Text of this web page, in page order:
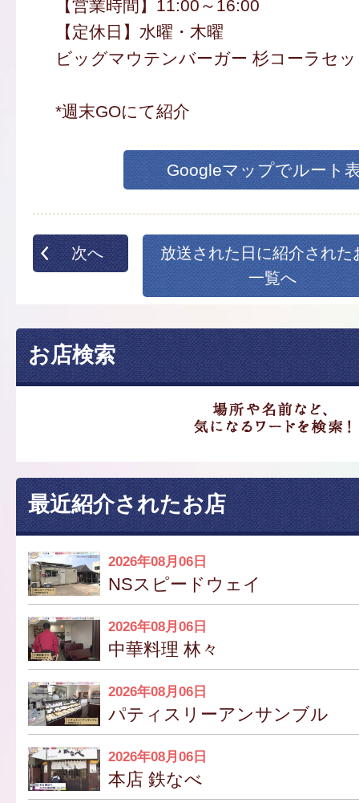
【営業時間】11:00～16:00
【定休日】水曜・木曜
ビッグマウテンバーガー 杉コーラセ
*週末GOにて紹介
Googleマップでルート
次へ
放送された日に紹介された
一覧へ
お店検索
最近紹介されたお店
2026年08月06日
NSスピードウェイ
2026年08月06日
中華料理 林々
2026年08月06日
パティスリーアンサンブル
2026年08月06日
本店 鉄なべ